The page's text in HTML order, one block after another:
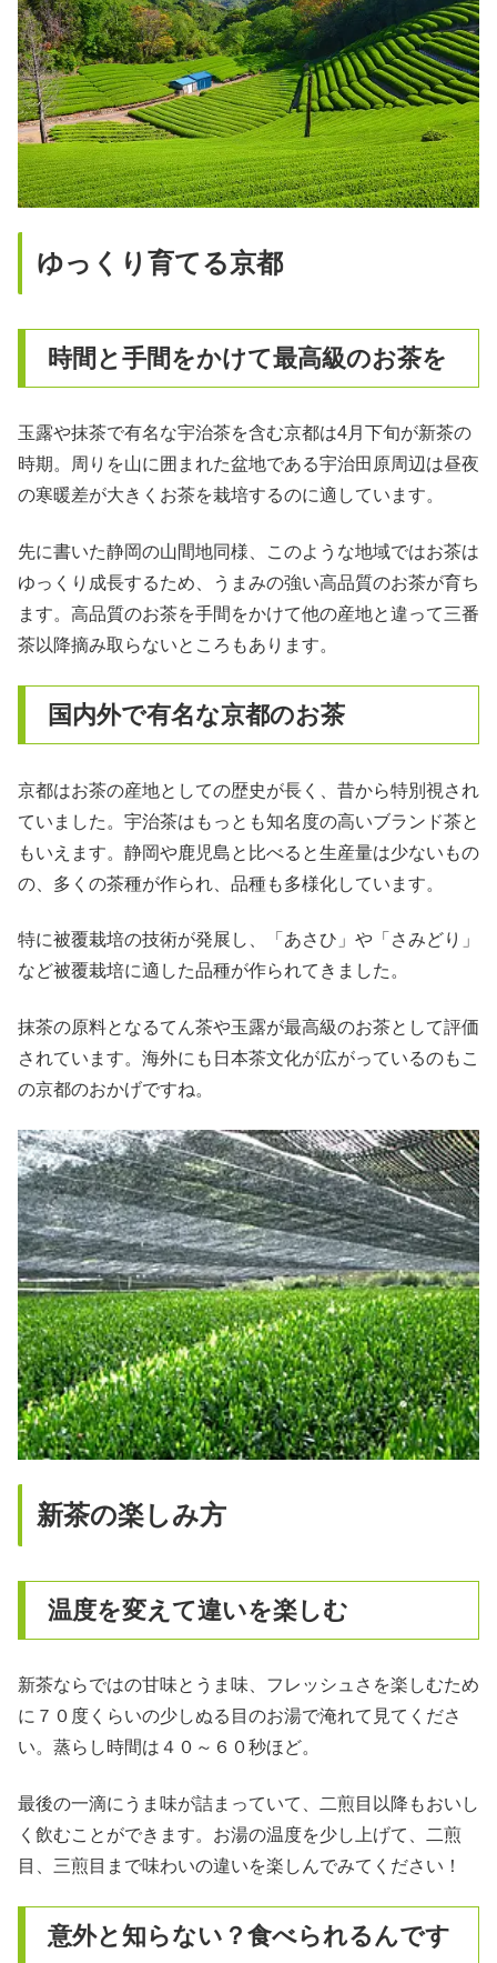
ゆっくり育てる京都
時間と手間をかけて最高級のお茶を
玉露や抹茶で有名な宇治茶を含む京都は4月下旬が新茶の
時期。周りを山に囲まれた盆地である宇治田原周辺は昼夜
の寒暖差が大きくお茶を栽培するのに適しています。
先に書いた静岡の山間地同様、このような地域ではお茶は
ゆっくり成長するため、うまみの強い高品質のお茶が育ち
ます。高品質のお茶を手間をかけて他の産地と違って三番
茶以降摘み取らないところもあります。
国内外で有名な京都のお茶
京都はお茶の産地としての歴史が長く、昔から特別視され
ていました。宇治茶はもっとも知名度の高いブランド茶と
もいえます。静岡や鹿児島と比べると生産量は少ないもの
の、多くの茶種が作られ、品種も多様化しています。
特に被覆栽培の技術が発展し、「あさひ」や「さみどり」
など被覆栽培に適した品種が作られてきました。
抹茶の原料となるてん茶や玉露が最高級のお茶として評価
されています。海外にも日本茶文化が広がっているのもこ
の京都のおかげですね。
新茶の楽しみ方
温度を変えて違いを楽しむ
新茶ならではの甘味とうま味、フレッシュさを楽しむため
に７０度くらいの少しぬる目のお湯で淹れて見てくださ
い。蒸らし時間は４０～６０秒ほど。
最後の一滴にうま味が詰まっていて、二煎目以降もおいし
く飲むことができます。お湯の温度を少し上げて、二煎
目、三煎目まで味わいの違いを楽しんでみてください！
意外と知らない？食べられるんです